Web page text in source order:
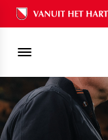
Ons nalatenschap